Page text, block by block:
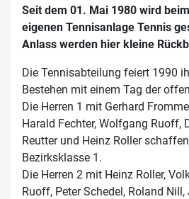
Seit dem 01. Mai 1980 wird
eigenen Tennisanlage Tennis
Anlass werden hier kleine
Die Tennisabteilung feiert 1990
Bestehen mit einem Tag der
Die Herren 1 mit Gerhard
Harald Fechter, Wolfgang Ruoff,
Reutter und Heinz Roller
Bezirksklasse 1.
Die Herren 2 mit Heinz Roller,
Ruoff, Peter Schedel, Roland Nill,